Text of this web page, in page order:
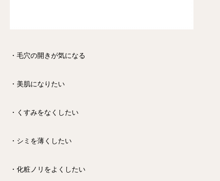
・毛穴の開きが気になる
・美肌になりたい
・くすみをなくしたい
・シミを薄くしたい
・化粧ノリをよくしたい